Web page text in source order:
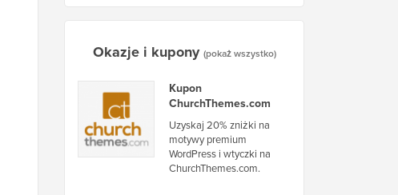
Okazje i kupony (pokaż wszystko)
Kupon
ChurchThemes.com
Uzyskaj 20% zniżki na
motywy premium
WordPress i wtyczki na
ChurchThemes.com.